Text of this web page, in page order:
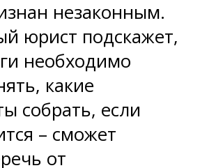
незаконным.
юрист подскажет,
необходимо
какие
собрать, если
– сможет
от